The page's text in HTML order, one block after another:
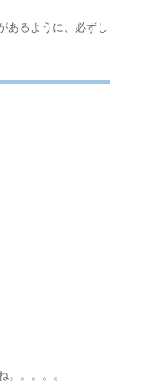
あるように、必ずし
。。。。